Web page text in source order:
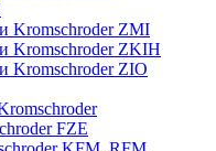
Kromschroder ZМI
Kromschroder ZKIH
Kromschroder ZIO
FZE